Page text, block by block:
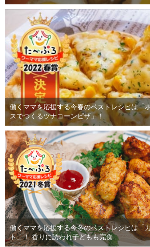
働くママを応援する今春のベストレシピは「
スでつくるツナコーンピザ」！
働くママを応援する今冬のベストレシピは「
ト」！ 香りに誘われ子どもも完食